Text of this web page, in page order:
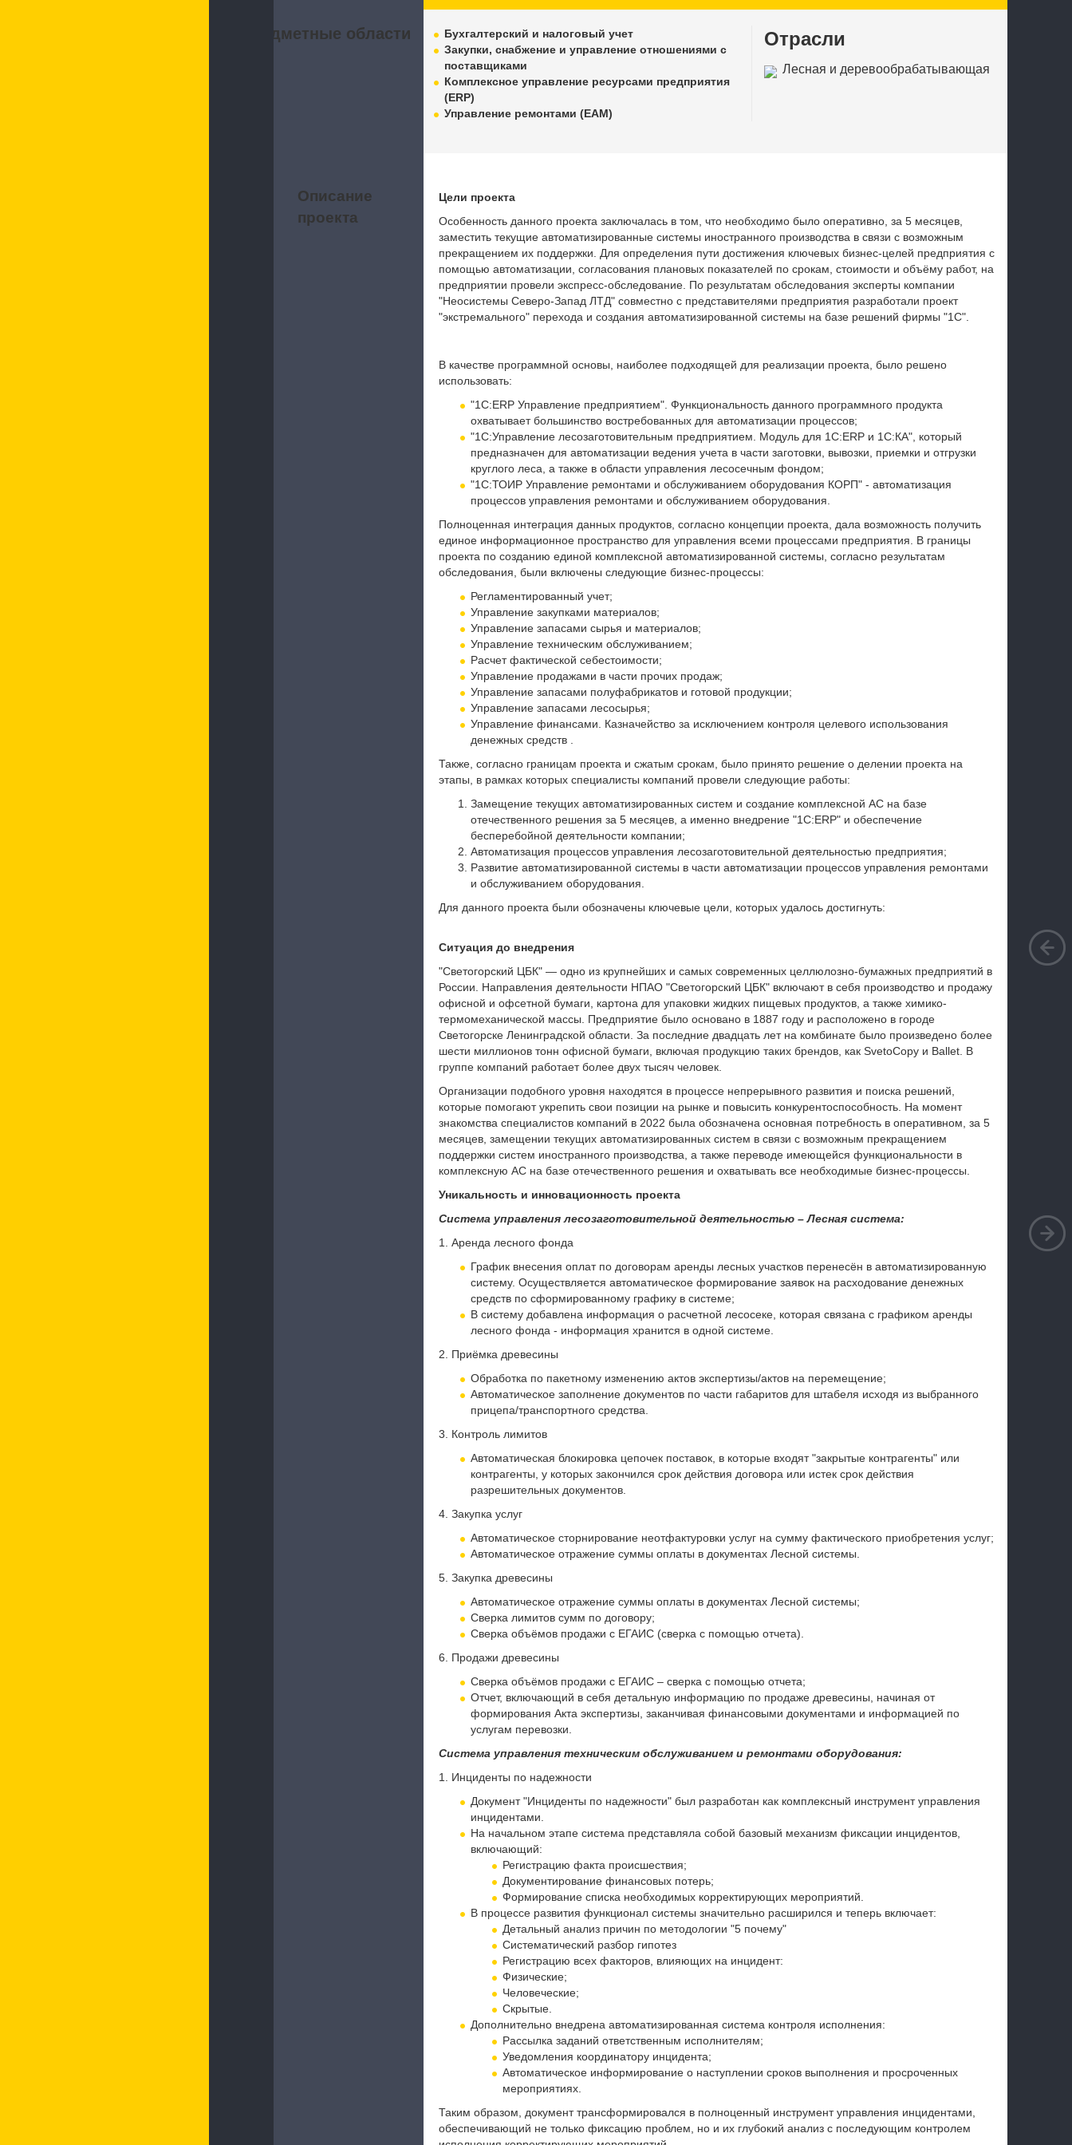
Предметные области
Бухгалтерский и налоговый учет
Закупки, снабжение и управление отношениями с
поставщиками
Комплексное управление ресурсами предприятия
(ERP)
Управление ремонтами (EAM)
Отрасли
Лесная и деревообрабатывающая
Описание
проекта
Цели проекта
Особенность данного проекта заключалась в том, что необходимо было оперативно, за 5 месяцев,
заместить текущие автоматизированные системы иностранного производства в связи с возможным
прекращением их поддержки. Для определения пути достижения ключевых бизнес-целей предприятия с
помощью автоматизации, согласования плановых показателей по срокам, стоимости и объёму работ, на
предприятии провели экспресс-обследование. По результатам обследования эксперты компании
"Неосистемы Северо-Запад ЛТД" совместно с представителями предприятия разработали проект
"экстремального" перехода и создания автоматизированной системы на базе решений фирмы "1С".
В качестве программной основы, наиболее подходящей для реализации проекта, было решено
использовать:
"1С:ERP Управление предприятием". Функциональность данного программного продукта
охватывает большинство востребованных для автоматизации процессов;
"1С:Управление лесозаготовительным предприятием. Модуль для 1С:ERP и 1С:КА", который
предназначен для автоматизации ведения учета в части заготовки, вывозки, приемки и отгрузки
круглого леса, а также в области управления лесосечным фондом;
"1С:ТОИР Управление ремонтами и обслуживанием оборудования КОРП" - автоматизация
процессов управления ремонтами и обслуживанием оборудования.
Полноценная интеграция данных продуктов, согласно концепции проекта, дала возможность получить
единое информационное пространство для управления всеми процессами предприятия. В границы
проекта по созданию единой комплексной автоматизированной системы, согласно результатам
обследования, были включены следующие бизнес-процессы:
Регламентированный учет;
Управление закупками материалов;
Управление запасами сырья и материалов;
Управление техническим обслуживанием;
Расчет фактической себестоимости;
Управление продажами в части прочих продаж;
Управление запасами полуфабрикатов и готовой продукции;
Управление запасами лесосырья;
Управление финансами. Казначейство за исключением контроля целевого использования
денежных средств .
Также, согласно границам проекта и сжатым срокам, было принято решение о делении проекта на
этапы, в рамках которых специалисты компаний провели следующие работы:
Замещение текущих автоматизированных систем и создание комплексной АС на базе
отечественного решения за 5 месяцев, а именно внедрение "1С:ERP" и обеспечение
бесперебойной деятельности компании;
Автоматизация процессов управления лесозаготовительной деятельностью предприятия;
Развитие автоматизированной системы в части автоматизации процессов управления ремонтами
и обслуживанием оборудования.
Для данного проекта были обозначены ключевые цели, которых удалось достигнуть:
Ситуация до внедрения
"Светогорский ЦБК" — одно из крупнейших и самых современных целлюлозно-бумажных предприятий в
России. Направления деятельности НПАО "Светогорский ЦБК" включают в себя производство и продажу
офисной и офсетной бумаги, картона для упаковки жидких пищевых продуктов, а также химико-
термомеханической массы. Предприятие было основано в 1887 году и расположено в городе
Светогорске Ленинградской области. За последние двадцать лет на комбинате было произведено более
шести миллионов тонн офисной бумаги, включая продукцию таких брендов, как SvetoCopy и Ballet. В
группе компаний работает более двух тысяч человек.
Организации подобного уровня находятся в процессе непрерывного развития и поиска решений,
которые помогают укрепить свои позиции на рынке и повысить конкурентоспособность. На момент
знакомства специалистов компаний в 2022 была обозначена основная потребность в оперативном, за 5
месяцев, замещении текущих автоматизированных систем в связи с возможным прекращением
поддержки систем иностранного производства, а также переводе имеющейся функциональности в
комплексную АС на базе отечественного решения и охватывать все необходимые бизнес-процессы.
Уникальность и инновационность проекта
Система управления лесозаготовительной деятельностью – Лесная система:
1. Аренда лесного фонда
График внесения оплат по договорам аренды лесных участков перенесён в автоматизированную
систему. Осуществляется автоматическое формирование заявок на расходование денежных
средств по сформированному графику в системе;
В систему добавлена информация о расчетной лесосеке, которая связана с графиком аренды
лесного фонда - информация хранится в одной системе.
2. Приёмка древесины
Обработка по пакетному изменению актов экспертизы/актов на перемещение;
Автоматическое заполнение документов по части габаритов для штабеля исходя из выбранного
прицепа/транспортного средства.
3. Контроль лимитов
Автоматическая блокировка цепочек поставок, в которые входят "закрытые контрагенты" или
контрагенты, у которых закончился срок действия договора или истек срок действия
разрешительных документов.
4. Закупка услуг
Автоматическое сторнирование неотфактуровки услуг на сумму фактического приобретения услуг;
Автоматическое отражение суммы оплаты в документах Лесной системы.
5. Закупка древесины
Автоматическое отражение суммы оплаты в документах Лесной системы;
Сверка лимитов сумм по договору;
Сверка объёмов продажи с ЕГАИС (сверка с помощью отчета).
6. Продажи древесины
Сверка объёмов продажи с ЕГАИС – сверка с помощью отчета;
Отчет, включающий в себя детальную информацию по продаже древесины, начиная от
формирования Акта экспертизы, заканчивая финансовыми документами и информацией по
услугам перевозки.
Система управления техническим обслуживанием и ремонтами оборудования:
1. Инциденты по надежности
Документ "Инциденты по надежности" был разработан как комплексный инструмент управления
инцидентами.
На начальном этапе система представляла собой базовый механизм фиксации инцидентов,
включающий:
Регистрацию факта происшествия;
Документирование финансовых потерь;
Формирование списка необходимых корректирующих мероприятий.
В процессе развития функционал системы значительно расширился и теперь включает:
Детальный анализ причин по методологии "5 почему"
Систематический разбор гипотез
Регистрацию всех факторов, влияющих на инцидент:
Физические;
Человеческие;
Скрытые.
Дополнительно внедрена автоматизированная система контроля исполнения:
Рассылка заданий ответственным исполнителям;
Уведомления координатору инцидента;
Автоматическое информирование о наступлении сроков выполнения и просроченных
мероприятиях.
Таким образом, документ трансформировался в полноценный инструмент управления инцидентами,
обеспечивающий не только фиксацию проблем, но и их глубокий анализ с последующим контролем